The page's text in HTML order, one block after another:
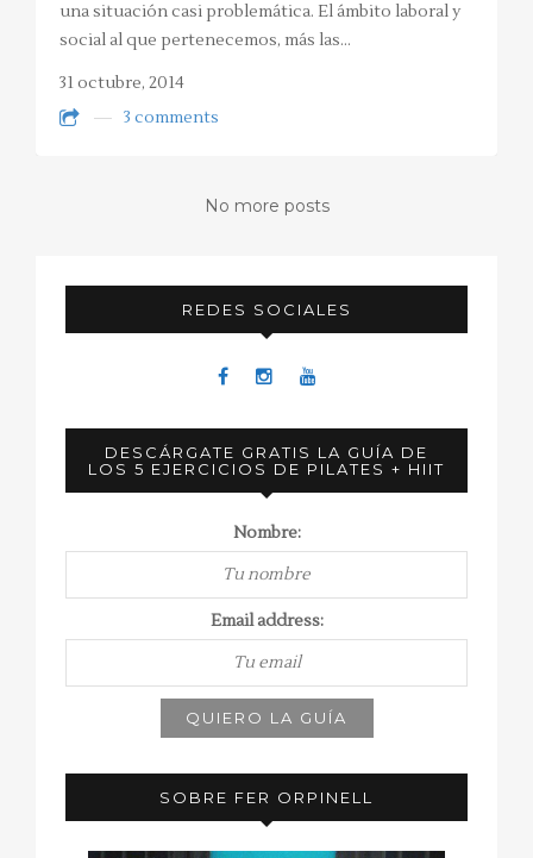
una situación casi problemática. El ámbito laboral y
social al que pertenecemos, más las…
31 octubre, 2014
3 comments
No more posts
REDES SOCIALES
DESCÁRGATE GRATIS LA GUÍA DE
LOS 5 EJERCICIOS DE PILATES + HIIT
Nombre:
Email address:
SOBRE FER ORPINELL